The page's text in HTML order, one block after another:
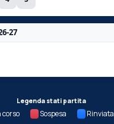
27
Legenda stati partita
corso Sospesa Rinviata